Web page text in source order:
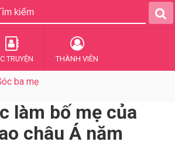
TRUYỆN THÀNH VIÊN
ba mẹ
làm bố mẹ của
châu Á năm